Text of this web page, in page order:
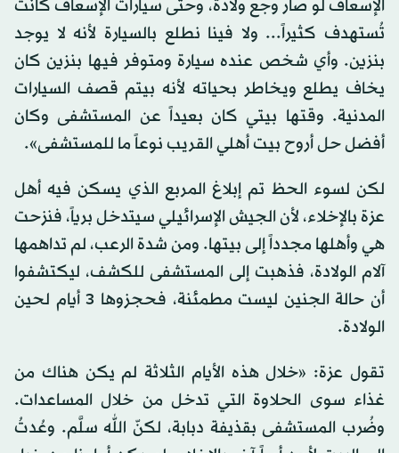
الإسعاف لو صار وجع ولادة، وحتى سيارات الإسعاف كانت
تُستهدف كثيراً... ولا فينا نطلع بالسيارة لأنه لا يوجد
بنزين. وأي شخص عنده سيارة ومتوفر فيها بنزين كان
يخاف يطلع ويخاطر بحياته لأنه بيتم قصف السيارات
المدنية. وقتها بيتي كان بعيداً عن المستشفى وكان
أفضل حل أروح بيت أهلي القريب نوعاً ما للمستشفى».
لكن لسوء الحظ تم إبلاغ المربع الذي يسكن فيه أهل
عزة بالإخلاء، لأن الجيش الإسرائيلي سيتدخل برياً، فنزحت
هي وأهلها مجدداً إلى بيتها. ومن شدة الرعب، لم تداهمها
آلام الولادة، فذهبت إلى المستشفى للكشف، ليكتشفوا
أن حالة الجنين ليست مطمئنة، فحجزوها 3 أيام لحين
الولادة.
تقول عزة: «خلال هذه الأيام الثلاثة لم يكن هناك من
غذاء سوى الحلاوة التي تدخل من خلال المساعدات.
وضُرب المستشفى بقذيفة دبابة، لكنّ الله سلَّم. وعُدتُ